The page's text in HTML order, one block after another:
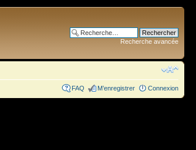
Recherche avancée
FAQ M’enregistrer Connexion